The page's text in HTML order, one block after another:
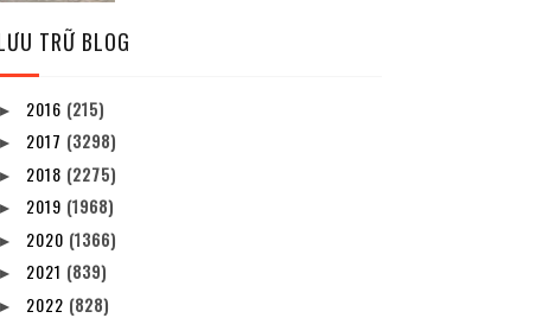
TRỮ BLOG
► 2016 (215)
► 2017 (3298)
► 2018 (2275)
► 2019 (1968)
► 2020 (1366)
► 2021 (839)
► 2022 (828)